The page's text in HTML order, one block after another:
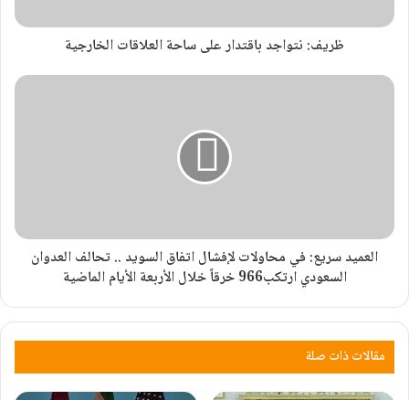
ظريف: نتواجد باقتدار على ساحة العلاقات الخارجية
العميد سريع: في محاولات لإفشال اتفاق السويد .. تحالف العدوان
السعودي ارتكب966 خرقاً خلال الأربعة الأيام الماضية
مقالات ذات صلة